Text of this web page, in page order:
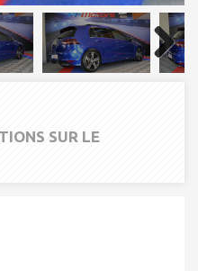
Next
SUR LE